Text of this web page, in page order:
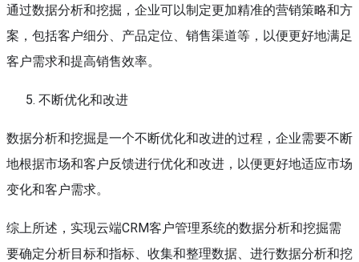
通过数据分析和挖掘，企业可以制定更加精准的营销策略和方
案，包括客户细分、产品定位、销售渠道等，以便更好地满足
客户需求和提高销售效率。
不断优化和改进
数据分析和挖掘是一个不断优化和改进的过程，企业需要不断
地根据市场和客户反馈进行优化和改进，以便更好地适应市场
变化和客户需求。
综上所述，实现云端CRM客户管理系统的数据分析和挖掘需
要确定分析目标和指标、收集和整理数据、进行数据分析和挖